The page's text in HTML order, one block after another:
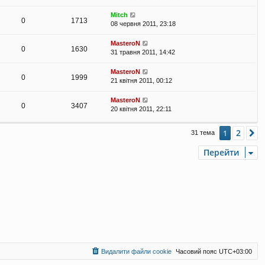
0 1713
Mitch
08 червня 2011, 23:18
0 1630
MasteroN
31 травня 2011, 14:42
0 1999
MasteroN
21 квітня 2011, 00:12
0 3407
MasteroN
20 квітня 2011, 22:11
31 тема 1 2
Перейти
Часовий пояс UTC+03:00
Видалити файли cookie